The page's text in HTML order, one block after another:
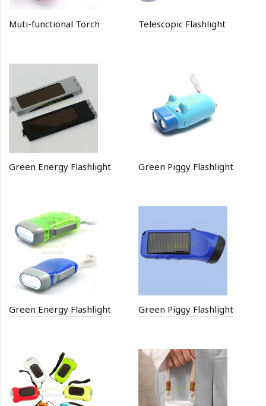
Muti-functional Torch Telescopic Flashlight
Green Energy Flashlight Green Piggy Flashlight
Green Energy Flashlight Green Piggy Flashlight